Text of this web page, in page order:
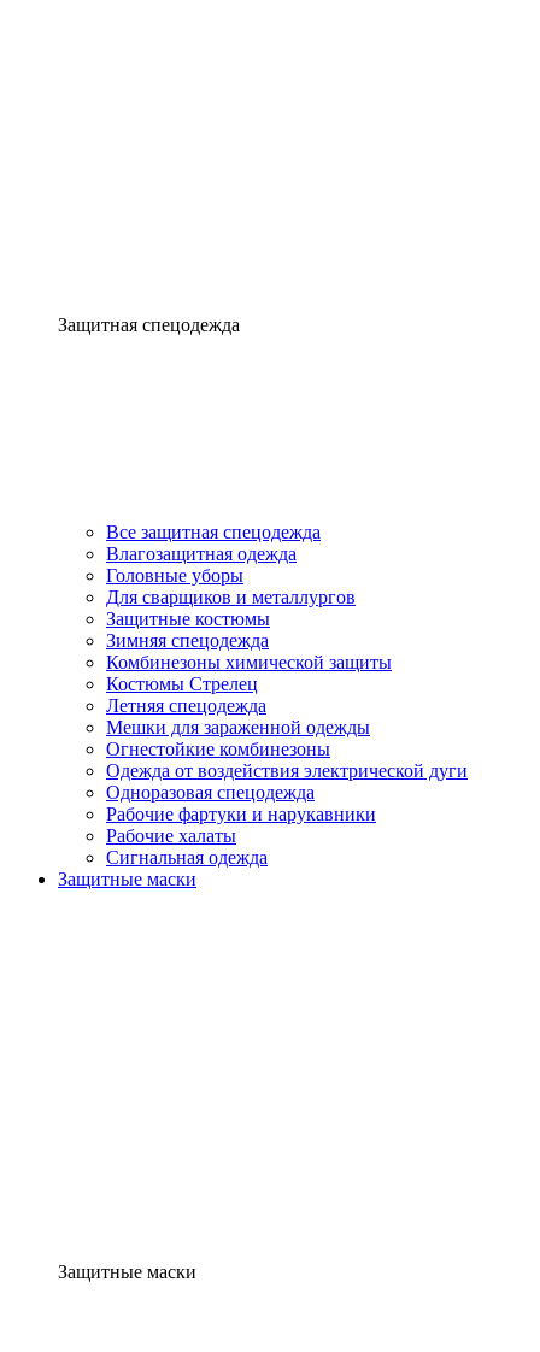
Защитная спецодежда
Все защитная спецодежда
Влагозащитная одежда
Головные уборы
Для сварщиков и металлургов
Защитные костюмы
Зимняя спецодежда
Комбинезоны химической защиты
Костюмы Стрелец
Летняя спецодежда
Мешки для зараженной одежды
Огнестойкие комбинезоны
Одежда от воздействия электрической дуги
Одноразовая спецодежда
Рабочие фартуки и нарукавники
Рабочие халаты
Сигнальная одежда
Защитные маски
Защитные маски